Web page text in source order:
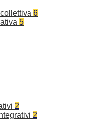
6
5
2
2